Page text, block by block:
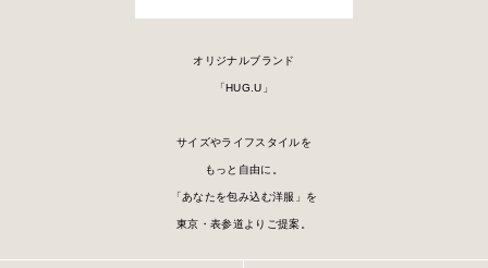
オリジナルブランド
「HUG.U」
サイズやライフスタイルを
もっと自由に。
「あなたを包み込む洋服」を
東京・表参道よりご提案。